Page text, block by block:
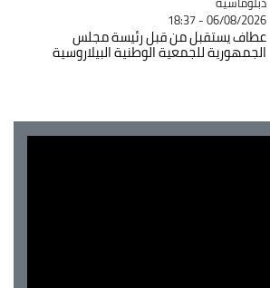
06/08/2026 - 18:37
عطاف يستقبل من قبل رئيسة مجلس
الجمهورية للجمعية الوطنية البيلاروسية